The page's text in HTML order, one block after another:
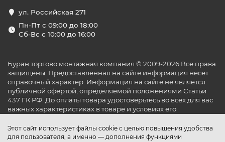
Этот сайт использует файлы cookie с целью повышения удобства
для пользователя, а именно — дополнения функциями
ул. Российская 271
Пн-Пт с 09:00 до 18:00
Сб-Вс с 10:00 до 16:00
Буран торгово монтажная компания © 2009-2026 Все права
защищены. Предоставленная на сайте информация несёт
справочный характер. Информация на сайте не является
публичной офертой, определяемой положениями Статьи
437 ГК РФ. До оплаты товара удостоверьтесь во всех для вас
важных характеристиках в товаре и условиях его